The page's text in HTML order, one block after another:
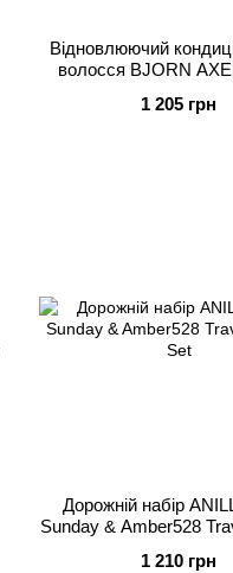
Відновлюючий
волосся BJORN
1 205 грн
Дорожній набір
Sunday & Amber528
1 210 грн